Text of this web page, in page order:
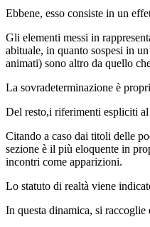
Ebbene, esso consiste in un
Gli elementi messi in
abituale, in quanto sospesi in
animati) sono altro da quello
La sovradeterminazione è
Del resto,i riferimenti espliciti al
Citando a caso dai titoli delle
sezione è il più elo­quente in
incontri come apparizioni.
Lo statuto di realtà viene
In questa dinamica, si